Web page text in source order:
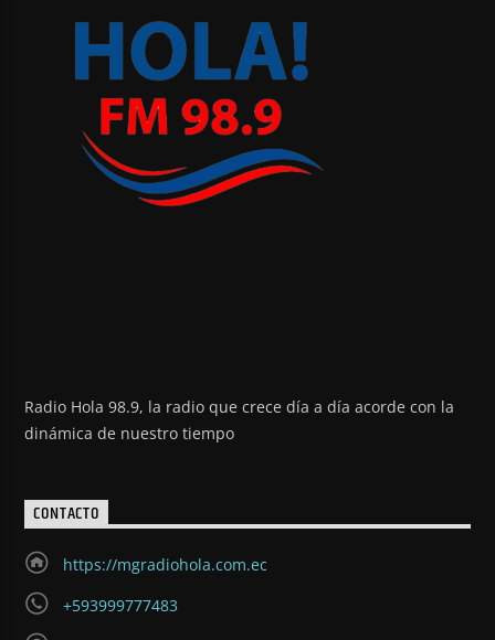
Radio Hola 98.9, la radio que crece día a día acorde con la
dinámica de nuestro tiempo
CONTACTO
https://mgradiohola.com.ec
+593999777483